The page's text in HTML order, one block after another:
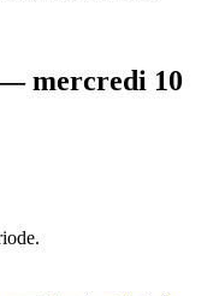
mercredi 10